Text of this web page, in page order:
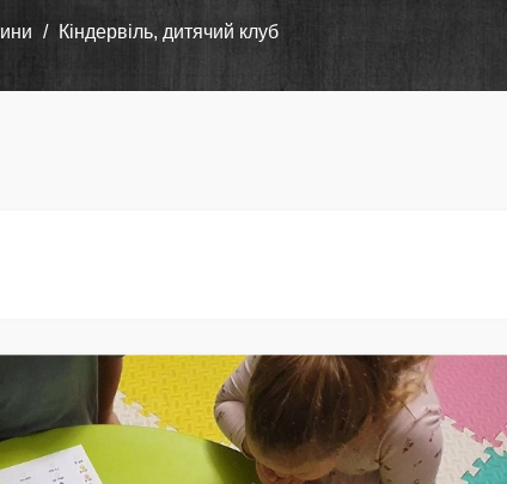
Кіндервіль, дитячий клуб